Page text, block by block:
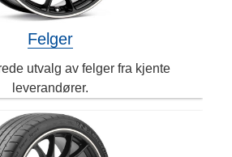
Felger
utvalg av felger fra kjente
leverandører.